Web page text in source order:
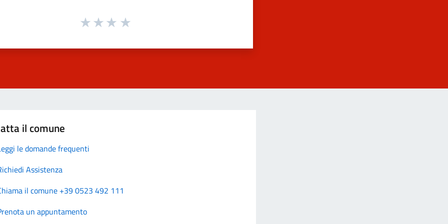
il comune
le domande frequenti
Assistenza
il comune +39 0523 492 111
un appuntamento